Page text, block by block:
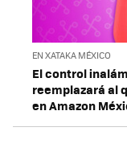
EN XATAKA MÉXICO
El control
reemplazará al
en Amazon